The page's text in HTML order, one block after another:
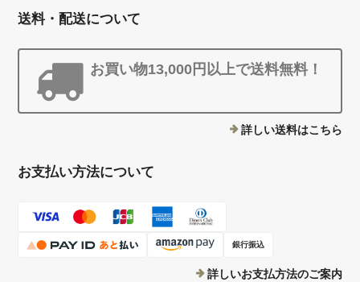
送料・配送について
お買い物13,000円以上で送料無料！
詳しい送料はこちら
お支払い方法について
銀行振込
詳しいお支払方法のご案内